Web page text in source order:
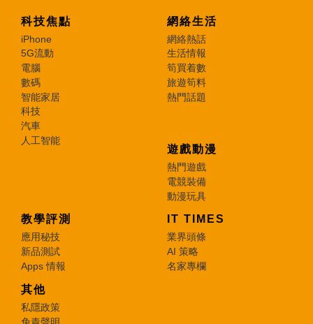
科技焦點
iPhone
5G流動
電腦
數碼
智能家居
科技
汽車
人工智能
網絡生活
網絡熱話
生活情報
筍買着數
旅遊筍料
熱門話題
遊戲動漫
熱門遊戲
電競裝備
動漫玩具
教學評測
應用秘技
新品測試
Apps 情報
IT TIMES
業界頭條
AI 策略
名家專欄
其他
私隱政策
免責聲明